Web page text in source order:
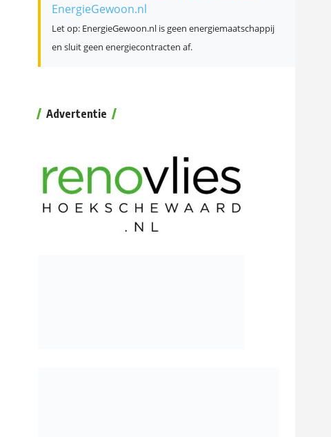
EnergieGewoon.nl
Let op: EnergieGewoon.nl is geen energiemaatschappij
en sluit geen energiecontracten af.
Advertentie